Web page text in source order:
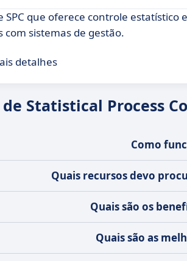
SPC que oferece controle
com sistemas de gestão.
detalhes
Statistical Process
Como
Quais recursos devo
Quais são os
Quais são as